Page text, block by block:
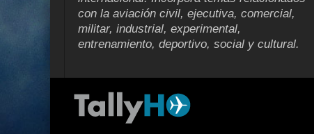
con la aviación civil, ejecutiva, comercial,
militar, industrial, experimental,
entrenamiento, deportivo, social y cultural.